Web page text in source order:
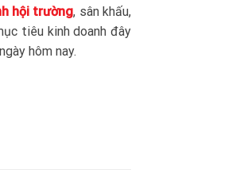
hội trường, sân khấu,
tiêu kinh doanh đây
hôm nay.